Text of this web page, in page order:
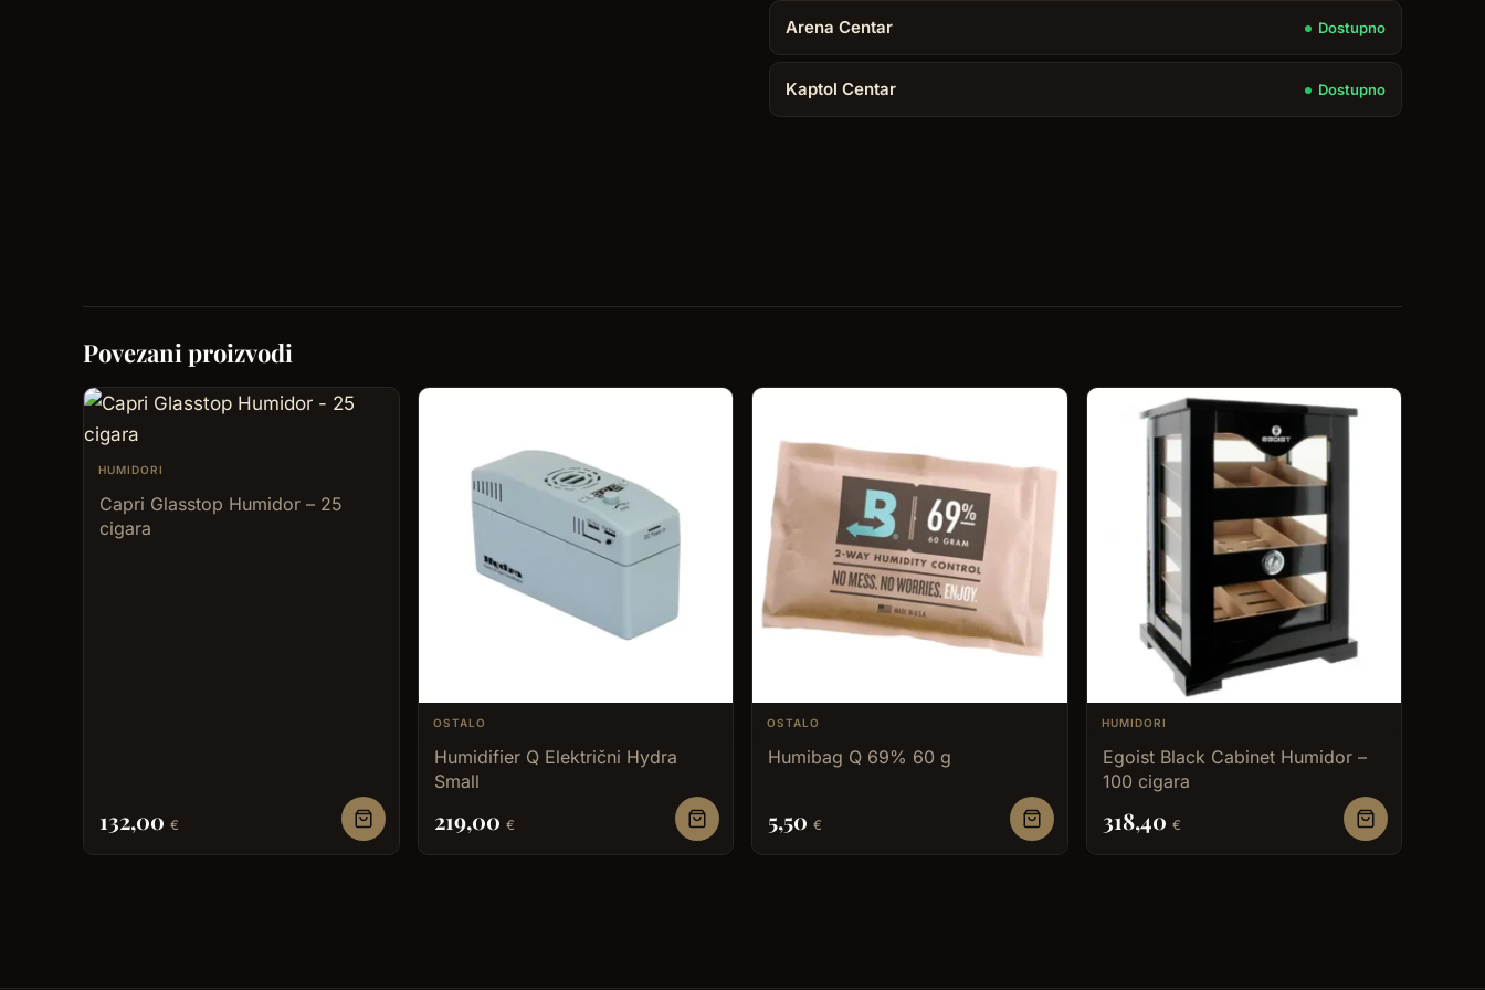
količina
Arena Centar Dostupno
Kaptol Centar Dostupno
Povezani proizvodi
HUMIDORI
Capri Glasstop Humidor – 25
cigara
132,00 €
OSTALO
Humidifier Q Električni Hydra
Small
219,00 €
OSTALO
Humibag Q 69% 60 g
5,50 €
HUMIDORI
Egoist Black Cabinet Humidor –
100 cigara
318,40 €